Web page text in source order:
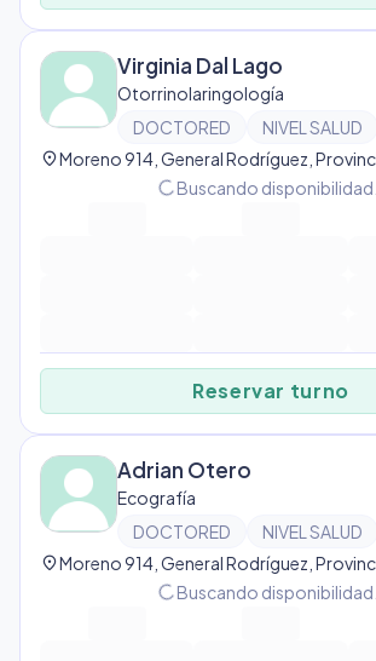
Virginia Dal Lago
Otorrinolaringología
DOCTORED
NIVEL SALUD
location_on
progress_activityBuscando disponibilidad…
Reservar turno
Adrian Otero
Ecografía
DOCTORED
NIVEL SALUD
location_on
progress_activityBuscando disponibilidad…